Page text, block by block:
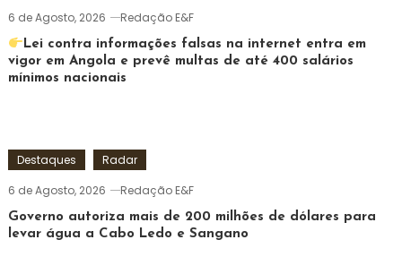
6 de Agosto, 2026
Redação E&F
Lei contra informações falsas na internet entra em
vigor em Angola e prevê multas de até 400 salários
mínimos nacionais
Destaques
Radar
6 de Agosto, 2026
Redação E&F
Governo autoriza mais de 200 milhões de dólares para
levar água a Cabo Ledo e Sangano